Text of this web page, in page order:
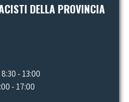
DELLA PROVINCIA
- 13:00
- 17:00